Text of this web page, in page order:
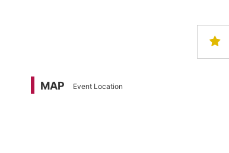
MAP Event Location